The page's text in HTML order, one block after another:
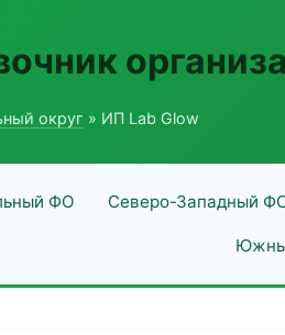
округ » ИП Lab Glow
ФО Северо-Западный